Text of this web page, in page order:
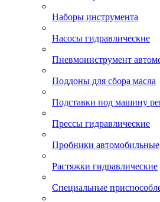
Наборы инструмента
Насосы гидравлические
Пневмоинструмент
Поддоны для сбора масла
Подставки под машину
Прессы гидравлические
Пробники автомобильные
Растяжки гидравлические
Специальные